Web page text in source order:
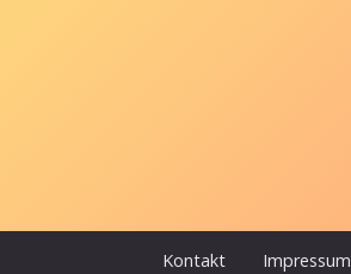
Kontakt Impressum